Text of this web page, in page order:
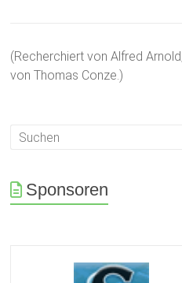
(Recherchiert von Alfred
von Thomas Conze.)
Sponsoren